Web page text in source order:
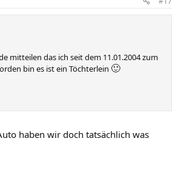
mitteilen das ich seit dem 11.01.2004 zum
bin es ist ein Töchterlein 🙂
haben wir doch tatsächlich was